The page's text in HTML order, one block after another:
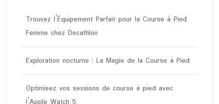
Trouvez l’Équipement Parfait pour la Course à Pied
Femme chez Decathlon
Exploration nocturne : La Magie de la Course à Pied
Optimisez vos sessions de course à pied avec
l’Apple Watch 5